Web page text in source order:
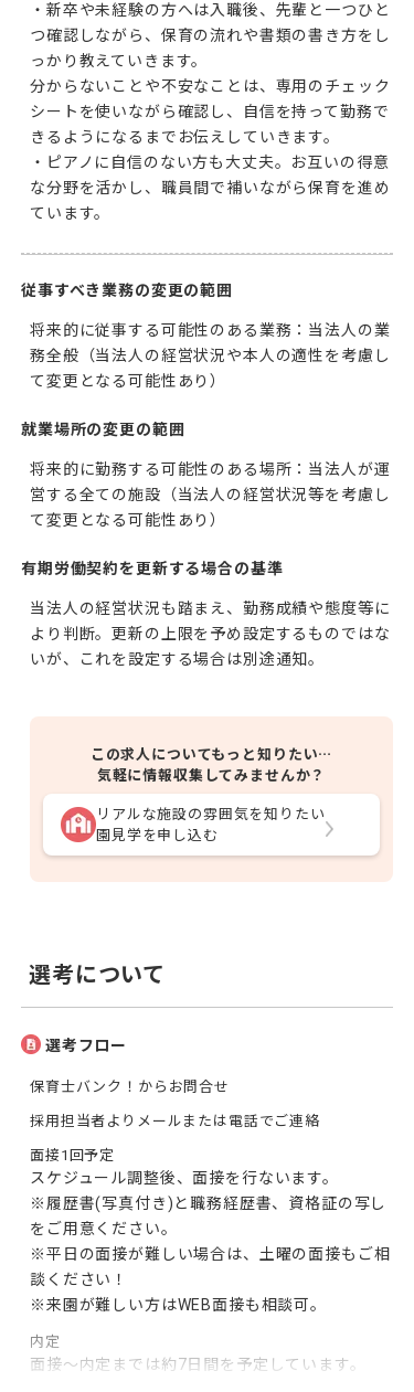
・新卒や未経験の方へは入職後、先輩と一つひと
つ確認しながら、保育の流れや書類の書き方をし
っかり教えていきます。
分からないことや不安なことは、専用のチェック
シートを使いながら確認し、自信を持って勤務で
きるようになるまでお伝えしていきます。
・ピアノに自信のない方も大丈夫。お互いの得意
な分野を活かし、職員間で補いながら保育を進め
ています。
従事すべき業務の変更の範囲
将来的に従事する可能性のある業務：当法人の業
務全般（当法人の経営状況や本人の適性を考慮し
て変更となる可能性あり）
就業場所の変更の範囲
将来的に勤務する可能性のある場所：当法人が運
営する全ての施設（当法人の経営状況等を考慮し
て変更となる可能性あり）
有期労働契約を更新する場合の基準
当法人の経営状況も踏まえ、勤務成績や態度等に
より判断。更新の上限を予め設定するものではな
いが、これを設定する場合は別途通知。
この求人についてもっと知りたい…
気軽に情報収集してみませんか？
リアルな施設の雰囲気を知りたい
園見学を申し込む
選考について
選考フロー
保育士バンク！からお問合せ
採用担当者よりメールまたは電話でご連絡
面接1回予定
スケジュール調整後、面接を行ないます。
※履歴書(写真付き)と職務経歴書、資格証の写し
をご用意ください。
※平日の面接が難しい場合は、土曜の面接もご相
談ください！
※来園が難しい方はWEB面接も相談可。
内定
面接～内定までは約7日間を予定しています。